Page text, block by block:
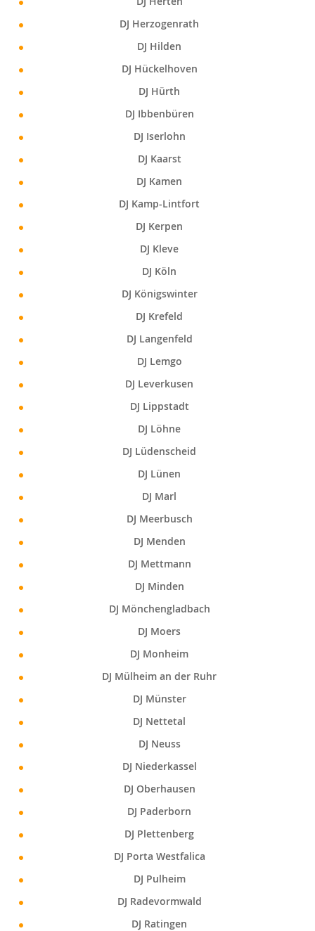
DJ Herzogenrath
DJ Hilden
DJ Hückelhoven
DJ Hürth
DJ Ibbenbüren
DJ Iserlohn
DJ Kaarst
DJ Kamen
DJ Kamp-Lintfort
DJ Kerpen
DJ Kleve
DJ Köln
DJ Königswinter
DJ Krefeld
DJ Langenfeld
DJ Lemgo
DJ Leverkusen
DJ Lippstadt
DJ Löhne
DJ Lüdenscheid
DJ Lünen
DJ Marl
DJ Meerbusch
DJ Menden
DJ Mettmann
DJ Minden
DJ Mönchengladbach
DJ Moers
DJ Monheim
DJ Mülheim an der Ruhr
DJ Münster
DJ Nettetal
DJ Neuss
DJ Niederkassel
DJ Oberhausen
DJ Paderborn
DJ Plettenberg
DJ Porta Westfalica
DJ Pulheim
DJ Radevormwald
DJ Ratingen